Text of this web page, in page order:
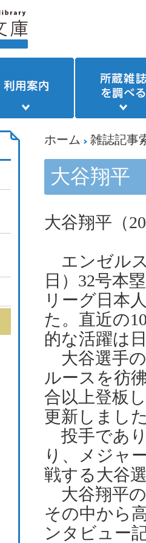
ホーム 雑誌記事
大谷翔平
大谷翔平（
エンゼル
日） 32号本
リーグ日本
た。直近の
的な活躍は
大谷選手
ルースを彷
合以上登板
更新しまし
投手であ
り、メジャ
戦する大谷
大谷翔平
その中から
ンタビュー